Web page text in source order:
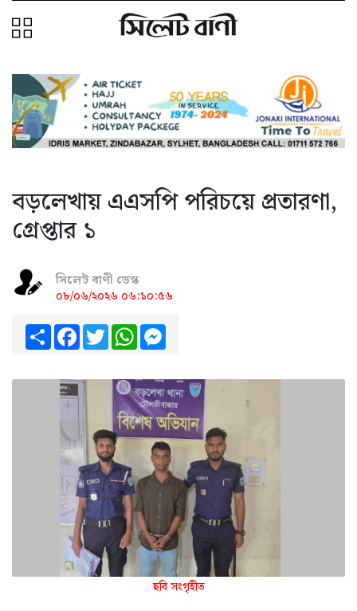
বড়লেখায় এএসপি পরিচয়ে প্রতারণা,
গ্রেপ্তার ১
সিলেট বাণী ডেস্ক
০৮/০৬/২০২৬ ০৬:১০:৫৬
ShareFacebook
TwitterWhatsApp
ছবি সংগৃহীত